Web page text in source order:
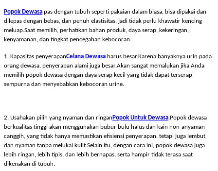
Popok Dewasa pas dengan tubuh seperti pakaian dalam biasa, bisa dipakai dan
dilepas dengan bebas, dan penuh elastisitas, jadi tidak perlu khawatir kencing
meluap.Saat memilih, perhatikan bahan produk, daya serap, kekeringan,
kenyamanan, dan tingkat pencegahan kebocoran.
1. Kapasitas penyerapanCelana Dewasa harus besar.Karena banyaknya urin pada
orang dewasa, penyerapan alami juga besar.Akan sangat memalukan jika Anda
memilih popok dewasa dengan daya serap kecil yang tidak dapat terserap
sempurna dan menyebabkan kebocoran urine.
2. Usahakan pilih yang nyaman dan ringan Popok Untuk Dewasa.Popok dewasa
berkualitas tinggi akan menggunakan bubur bulu halus dan kain non-anyaman
canggih, yang tidak hanya memastikan efisiensi penyerapan, tetapi juga lembut
dan nyaman tanpa melukai kulit.Selain itu, dengan cara ini, popok dewasa juga
lebih ringan, lebih tipis, dan lebih bernapas, serta hampir tidak terasa saat
dikenakan di tubuh.